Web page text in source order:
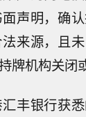
声明，确
来源，且
牌机构关闭
丰银行获